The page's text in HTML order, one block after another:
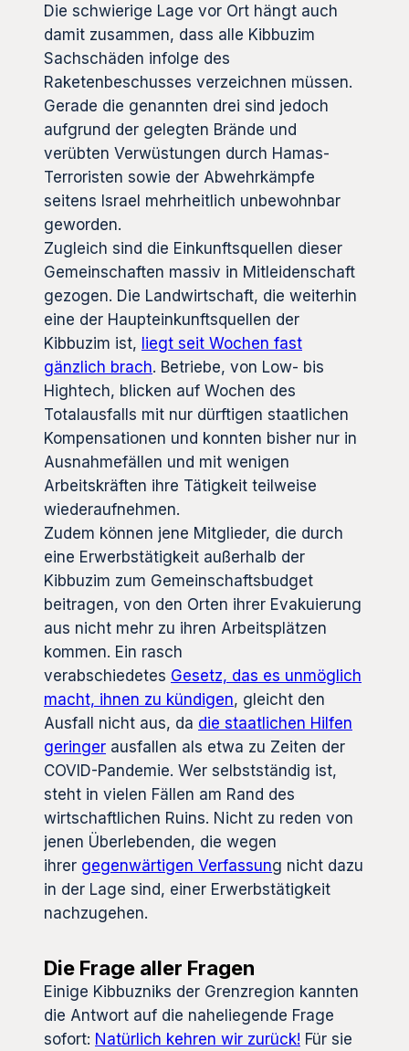
Die schwierige Lage vor Ort hängt auch
damit zusammen, dass alle Kibbuzim
Sachschäden infolge des
Raketenbeschusses verzeichnen müssen.
Gerade die genannten drei sind jedoch
aufgrund der gelegten Brände und
verübten Verwüstungen durch Hamas-
Terroristen sowie der Abwehrkämpfe
seitens Israel mehrheitlich unbewohnbar
geworden.
Zugleich sind die Einkunftsquellen dieser
Gemeinschaften massiv in Mitleidenschaft
gezogen. Die Landwirtschaft, die weiterhin
eine der Haupteinkunftsquellen der
Kibbuzim ist, liegt seit Wochen fast
gänzlich brach. Betriebe, von Low- bis
Hightech, blicken auf Wochen des
Totalausfalls mit nur dürftigen staatlichen
Kompensationen und konnten bisher nur in
Ausnahmefällen und mit wenigen
Arbeitskräften ihre Tätigkeit teilweise
wiederaufnehmen.
Zudem können jene Mitglieder, die durch
eine Erwerbstätigkeit außerhalb der
Kibbuzim zum Gemeinschaftsbudget
beitragen, von den Orten ihrer Evakuierung
aus nicht mehr zu ihren Arbeitsplätzen
kommen. Ein rasch
verabschiedetes Gesetz, das es unmöglich
macht, ihnen zu kündigen, gleicht den
Ausfall nicht aus, da die staatlichen Hilfen
geringer ausfallen als etwa zu Zeiten der
COVID-Pandemie. Wer selbstständig ist,
steht in vielen Fällen am Rand des
wirtschaftlichen Ruins. Nicht zu reden von
jenen Überlebenden, die wegen
ihrer gegenwärtigen Verfassung nicht dazu
in der Lage sind, einer Erwerbstätigkeit
nachzugehen.
Die Frage aller Fragen
Einige Kibbuzniks der Grenzregion kannten
die Antwort auf die naheliegende Frage
sofort: Natürlich kehren wir zurück! Für sie